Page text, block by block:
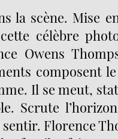
la scène. Mise
célèbre
Owens
composent
Il se meut,
Scrute
sentir. Florence